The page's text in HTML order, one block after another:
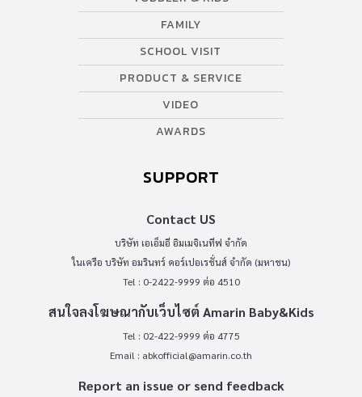
FAMILY
SCHOOL VISIT
PRODUCT & SERVICE
VIDEO
AWARDS
SUPPORT
Contact US
บริษัท เอเอ็มอี อิมเมจิเนทีฟ จำกัด
ในเครือ บริษัท อมรินทร์ คอร์เปอเรชั่นส์ จำกัด (มหาชน)
Tel : 0-2422-9999 ต่อ 4510
สนใจลงโฆษณากับเว็บไซต์ Amarin Baby&Kids
Tel : 02-422-9999 ต่อ 4775
Email : abkofficial@amarin.co.th
Report an issue or send feedback